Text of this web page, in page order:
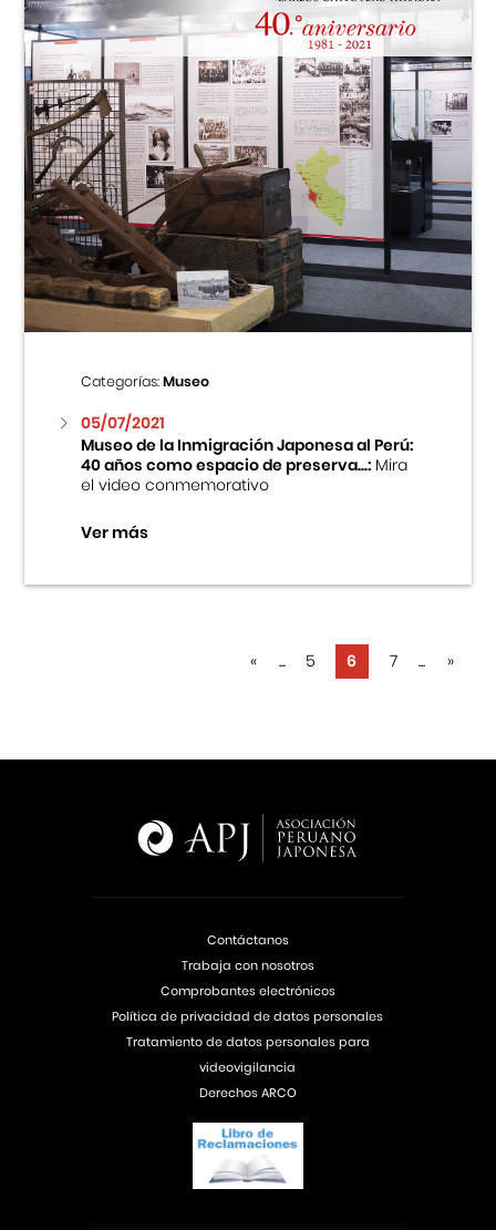
Categorías:Museo
05/07/2021
Museo de la Inmigración Japonesa al Perú:
40 años como espacio de preserva...:Mira
el video conmemorativo
Ver más
« ... 5 6 7 ... »
Contáctanos
Trabaja con nosotros
Comprobantes electrónicos
Política de privacidad de datos personales
Tratamiento de datos personales para
videovigilancia
Derechos ARCO